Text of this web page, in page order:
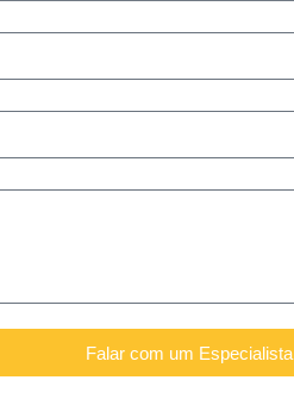
Falar com um Especialista